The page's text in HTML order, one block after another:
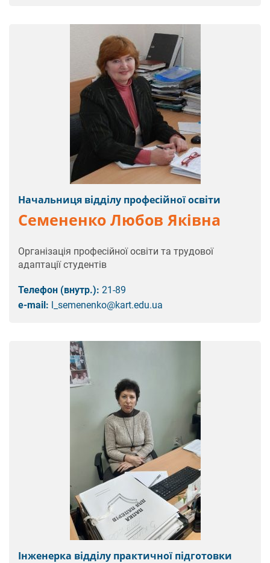
Начальниця відділу професійної освіти
Семененко Любов Яківна
Організація професійної освіти та трудової
адаптації студентів
Телефон (внутр.): 21-89
e-mail: l_semenenko@kart.edu.ua
Інженерка відділу практичної підготовки